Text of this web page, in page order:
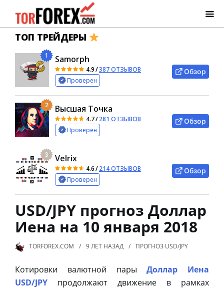
ТОП ТРЕЙДЕРЫ
1 Samorph
4.9/387 ОТЗЫВОВ
Проверен
Обзор
2 Высшая Точка
4.7/281 ОТЗЫВОВ
Проверен
Обзор
3 Velrix
4.6/214 ОТЗЫВОВ
Проверен
Обзор
USD/JPY прогноз Доллар
Иена на 10 января 2018
TORFOREX.COM 9 ЛЕТ НАЗАД ПРОГНОЗ USD/JPY
Котировки валютной парыДоллар Иена
USD/JPY продолжают движение в рамках